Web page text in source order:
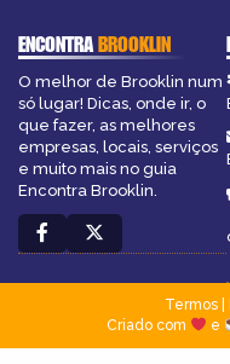
ENCONTRABROOKLIN
O melhor de Brooklin num
só lugar! Dicas, onde ir, o
que fazer, as melhores
empresas, locais, serviços
e muito mais no guia
Encontra Brooklin.
Termos|
Criado com
e